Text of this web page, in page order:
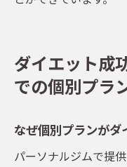
ダイエット成
での個別プラ
なぜ個別プランが
パーソナルジムで提